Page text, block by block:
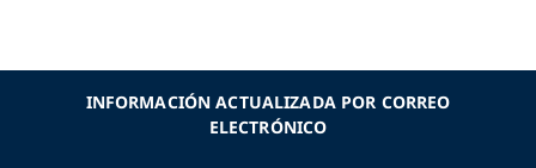
INFORMACIÓN ACTUALIZADA POR CORREO
ELECTRÓNICO